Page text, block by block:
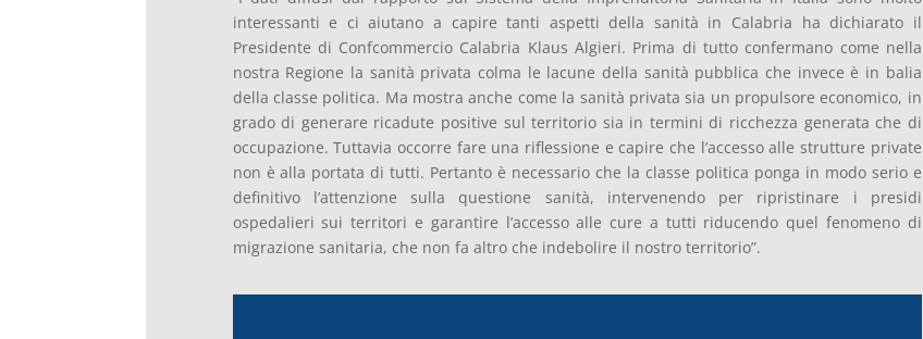
interessanti e ci aiutano a capire tanti aspetti della sanità in Calabria ha dichiarato il
Presidente di Confcommercio Calabria Klaus Algieri. Prima di tutto confermano come nella
nostra Regione la sanità privata colma le lacune della sanità pubblica che invece è in balia
della classe politica. Ma mostra anche come la sanità privata sia un propulsore economico, in
grado di generare ricadute positive sul territorio sia in termini di ricchezza generata che di
occupazione. Tuttavia occorre fare una riflessione e capire che l’accesso alle strutture private
non è alla portata di tutti. Pertanto è necessario che la classe politica ponga in modo serio e
definitivo l’attenzione sulla questione sanità, intervenendo per ripristinare i presidi
ospedalieri sui territori e garantire l’accesso alle cure a tutti riducendo quel fenomeno di
migrazione sanitaria, che non fa altro che indebolire il nostro territorio”.